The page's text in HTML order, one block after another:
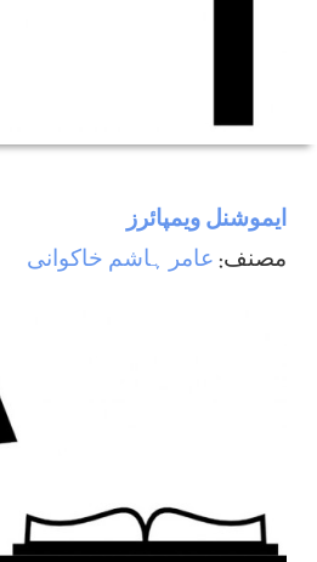
ایموشنل ویمپائرز
مصنف: عامر ہاشم خاکوانی